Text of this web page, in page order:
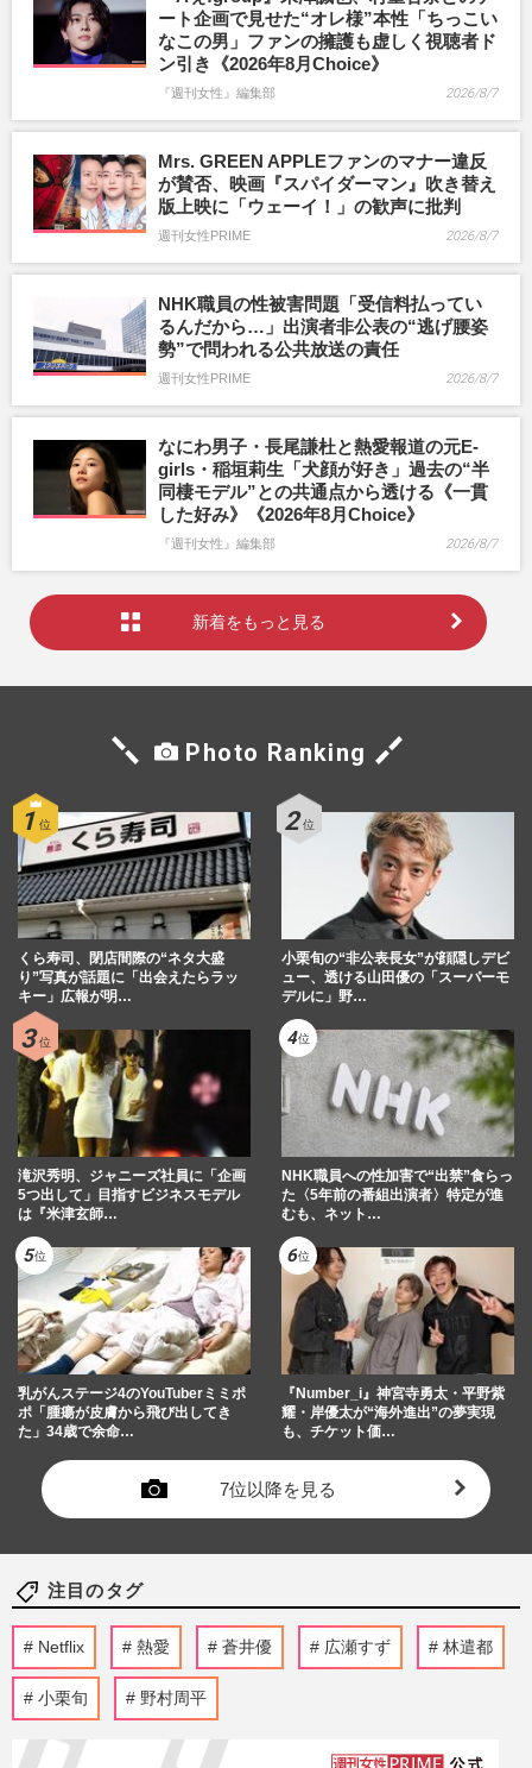
ート企画で見せた“オレ様”本性「ちっこい
なこの男」ファンの擁護も虚しく視聴者ド
ン引き《2026年8月Choice》
『週刊女性』編集部 2026/8/7
Mrs. GREEN APPLEファンのマナー違反
が賛否、映画『スパイダーマン』吹き替え
版上映に「ウェーイ！」の歓声に批判
週刊女性PRIME 2026/8/7
NHK職員の性被害問題「受信料払ってい
るんだから…」出演者非公表の“逃げ腰姿
勢”で問われる公共放送の責任
週刊女性PRIME 2026/8/7
なにわ男子・長尾謙杜と熱愛報道の元E-
girls・稲垣莉生「犬顔が好き」過去の“半
同棲モデル”との共通点から透ける《一貫
した好み》《2026年8月Choice》
『週刊女性』編集部 2026/8/7
新着をもっと見る
Photo Ranking
くら寿司、閉店間際の“ネタ大盛
り”写真が話題に「出会えたらラッ
キー」広報が明…
小栗旬の“非公表長女”が顔隠しデビ
ュー、透ける山田優の「スーパーモ
デルに」野…
滝沢秀明、ジャニーズ社員に「企画
5つ出して」目指すビジネスモデル
は『米津玄師…
NHK職員への性加害で“出禁”食らっ
た〈5年前の番組出演者〉特定が進
むも、ネット…
乳がんステージ4のYouTuberミミポ
ポ「腫瘍が皮膚から飛び出してき
た」34歳で余命…
『Number_i』神宮寺勇太・平野紫
耀・岸優太が“海外進出”の夢実現
も、チケット価…
7位以降を見る
注目のタグ
Netflix 熱愛 蒼井優 広瀬すず 林遣都
小栗旬 野村周平